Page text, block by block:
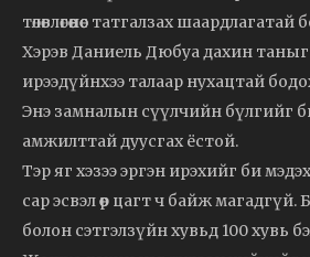
төлөвлөгөөнөөс татгалзах шаардлагатай
Хэрэв Даниель Дюбуа дахин
ирээдүйнхээ талаар нухацтай
Энэ замналын сүүлчийн бүлгийг
амжилттай дуусгах ёстой.
Тэр яг хэзээ эргэн ирэхийг би
сар эсвэл өөр цагт ч байж
болон сэтгэлзүйн хувьд 100 хувь